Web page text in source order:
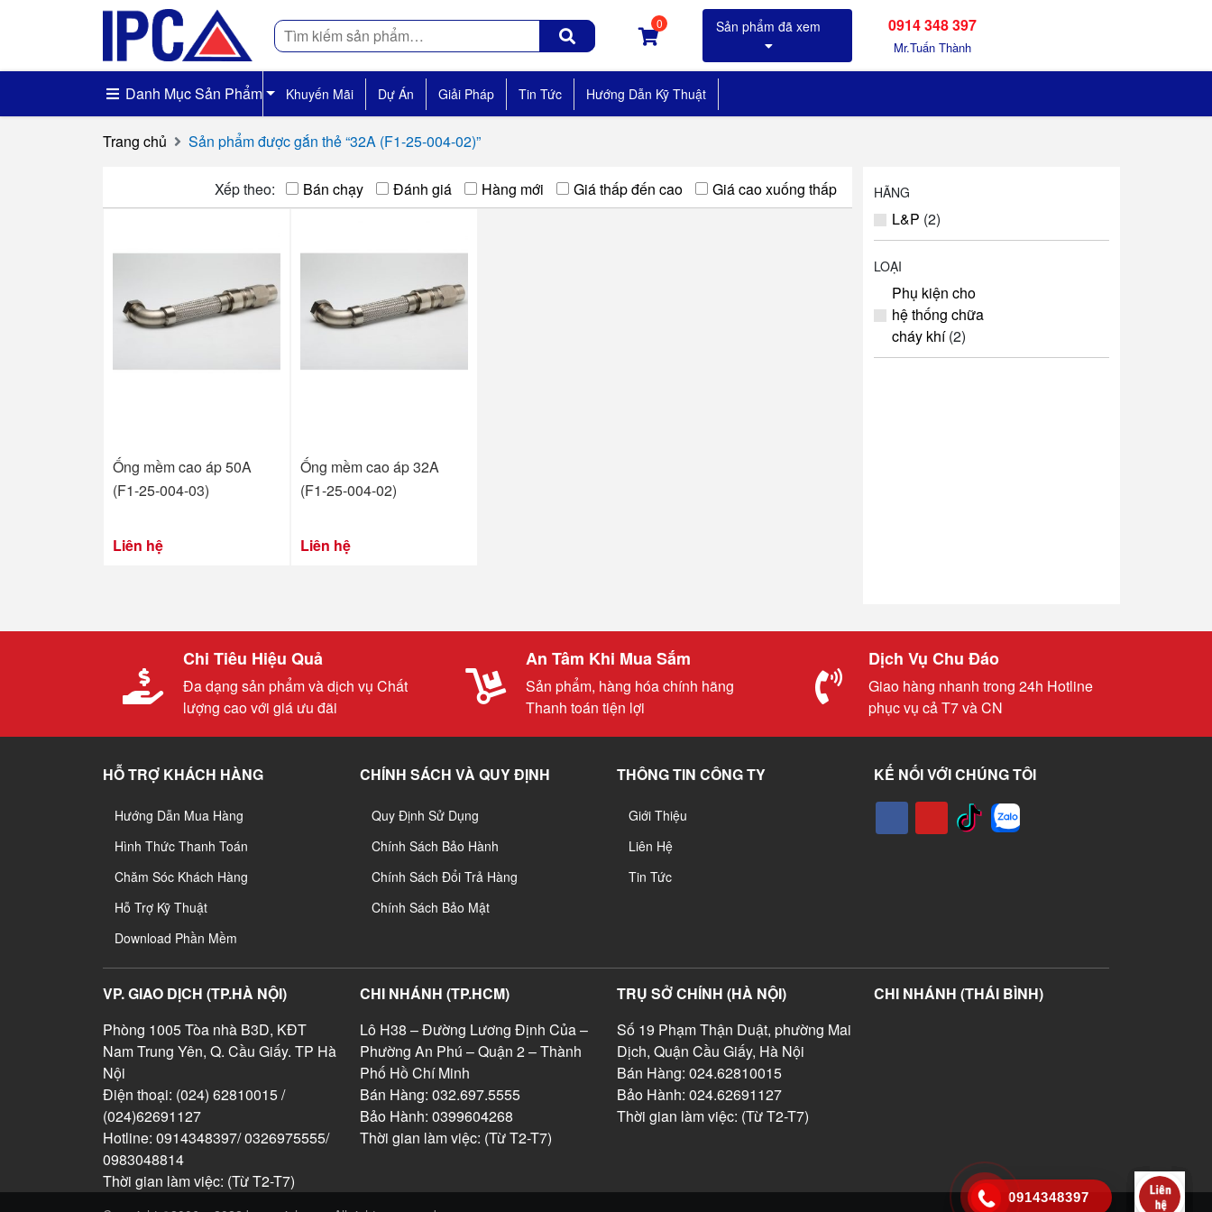
Tìm
kiếm
0 0914 348 397
Mr.Tuấn Thành
Danh Mục Sản Phẩm Khuyến Mãi Dự Án Giải Pháp Tin Tức Hướng Dẫn Kỹ Thuật
Trang chủ Sản phẩm được gắn thẻ “32A (F1-25-004-02)”
Xếp theo: Bán chạy Đánh giá Hàng mới Giá thấp đến cao Giá cao xuống thấp
Ống mềm cao áp 50A
(F1-25-004-03)
Liên hệ
Ống mềm cao áp 32A
(F1-25-004-02)
Liên hệ
HÃNG
L&P (2)
LOẠI
Phụ kiện cho
hệ thống chữa
cháy khí (2)
Chi Tiêu Hiệu Quả
Đa dạng sản phẩm và dịch vụ Chất
lượng cao với giá ưu đãi
An Tâm Khi Mua Sắm
Sản phẩm, hàng hóa chính hãng
Thanh toán tiện lợi
Dịch Vụ Chu Đáo
Giao hàng nhanh trong 24h Hotline
phục vụ cả T7 và CN
HỖ TRỢ KHÁCH HÀNG
Hướng Dẫn Mua Hàng
Hình Thức Thanh Toán
Chăm Sóc Khách Hàng
Hỗ Trợ Kỹ Thuật
Download Phần Mềm
CHÍNH SÁCH VÀ QUY ĐỊNH
Quy Định Sử Dụng
Chính Sách Bảo Hành
Chính Sách Đổi Trả Hàng
Chính Sách Bảo Mật
THÔNG TIN CÔNG TY
Giới Thiệu
Liên Hệ
Tin Tức
KẾ NỐI VỚI CHÚNG TÔI
VP. GIAO DỊCH (TP.HÀ NỘI)
Phòng 1005 Tòa nhà B3D, KĐT
Nam Trung Yên, Q. Cầu Giấy. TP Hà
Nội
Điện thoại: (024) 62810015 /
(024)62691127
Hotline: 0914348397/ 0326975555/
0983048814
Thời gian làm việc: (Từ T2-T7)
CHI NHÁNH (TP.HCM)
Lô H38 – Đường Lương Định Của –
Phường An Phú – Quận 2 – Thành
Phố Hồ Chí Minh
Bán Hàng: 032.697.5555
Bảo Hành: 0399604268
Thời gian làm việc: (Từ T2-T7)
TRỤ SỞ CHÍNH (HÀ NỘI)
Số 19 Phạm Thận Duật, phường Mai
Dịch, Quận Cầu Giấy, Hà Nội
Bán Hàng: 024.62810015
Bảo Hành: 024.62691127
Thời gian làm việc: (Từ T2-T7)
CHI NHÁNH (THÁI BÌNH)
0914348397